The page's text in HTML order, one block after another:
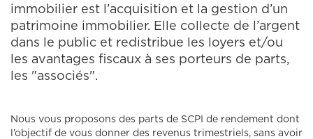
immobilier est l’acquisition et la gestion d’un
patrimoine immobilier. Elle collecte de l’argent
dans le public et redistribue les loyers et/ou
les avantages fiscaux à ses porteurs de parts,
les "associés".
Nous vous proposons des parts de SCPI de rendement dont
l’objectif de vous donner des revenus trimestriels, sans avoir